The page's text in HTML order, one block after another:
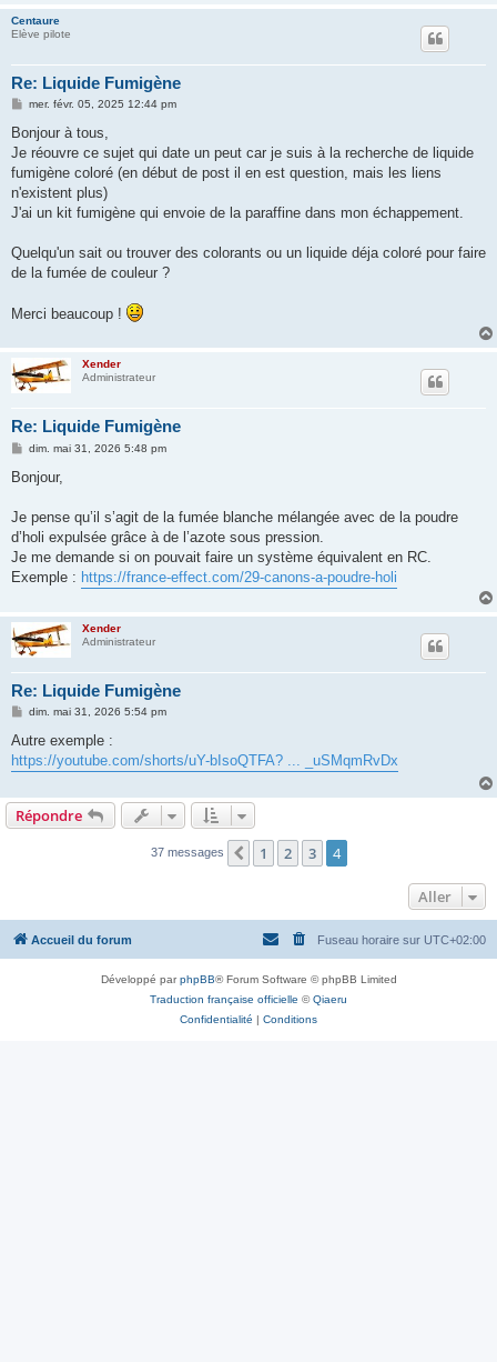
Centaure
Elève pilote
Re: Liquide Fumigène
M
s
a
g
mer. févr. 05, 2025 12:44 pm
Bonjour à tous,
Je réouvre ce sujet qui date un peut car je suis à la recherche de liquide
fumigène coloré (en début de post il en est question, mais les liens
n'existent plus)
J'ai un kit fumigène qui envoie de la paraffine dans mon échappement.
Quelqu'un sait ou trouver des colorants ou un liquide déja coloré pour faire
de la fumée de couleur ?
Merci beaucoup !
Xender
Administrateur
Re: Liquide Fumigène
M
s
g
dim. mai 31, 2026 5:48 pm
Bonjour,
Je pense qu’il s’agit de la fumée blanche mélangée avec de la poudre
d’holi expulsée grâce à de l’azote sous pression.
Je me demande si on pouvait faire un système équivalent en RC.
Exemple : https://france-effect.com/29-canons-a-poudre-holi
Xender
Administrateur
Re: Liquide Fumigène
M
s
a
dim. mai 31, 2026 5:54 pm
Autre exemple :
https://youtube.com/shorts/uY-bIsoQTFA? ... _uSMqmRvDx
Répondre
37 messages Précédent
1 2 3 4
Aller
Accueil du forum Fuseau horaire sur UTC+02:00
Développé parphpBB® Forum Software © phpBB Limited
Traduction française officielle ©Qiaeru
Confidentialité
Conditions